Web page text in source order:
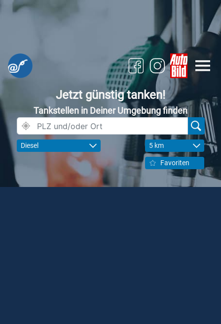
Jetzt günstig tanken!
Tankstellen in Deiner Umgebung finden
Diesel 5 km
Favoriten